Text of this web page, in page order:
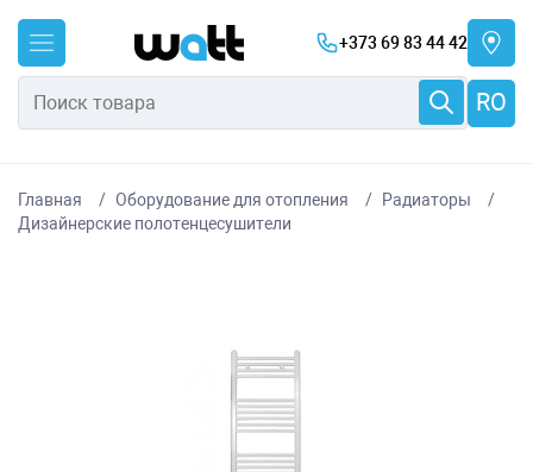
+373 69 83 44 42
RO
Главная Оборудование для отопления
Радиаторы
Дизайнерские полотенцесушители